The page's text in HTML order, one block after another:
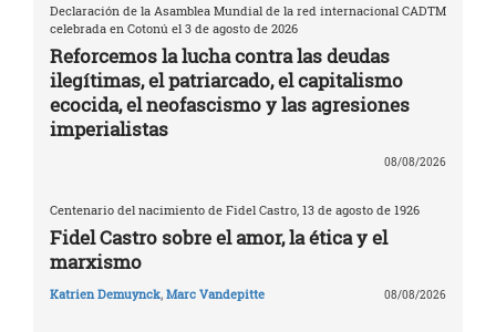
Declaración de la Asamblea Mundial de la red internacional CADTM
celebrada en Cotonú el 3 de agosto de 2026
Reforcemos la lucha contra las deudas
ilegítimas, el patriarcado, el capitalismo
ecocida, el neofascismo y las agresiones
imperialistas
08/08/2026
Centenario del nacimiento de Fidel Castro, 13 de agosto de 1926
Fidel Castro sobre el amor, la ética y el
marxismo
Katrien Demuynck, Marc Vandepitte 08/08/2026